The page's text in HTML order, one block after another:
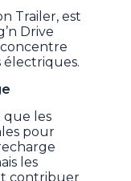
Trailer, est
Drive
concentre
que les
pour
les
contribuer